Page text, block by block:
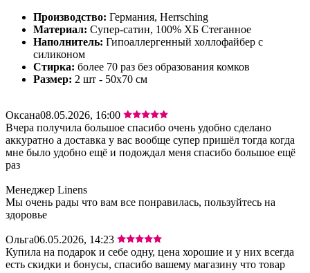
Производство: Германия, Herrsching
Материал: Супер-сатин, 100% ХБ Стеганное
Наполнитель: Гипоаллергенный холлофайбер с
силиконом
Стирка: более 70 раз без образования комков
Размер: 2 шт - 50х70 см
Оксана08.05.2026, 16:00
Вчера получила большое спасибо очень удобно сделано
аккуратно а доставка у вас вообще супер пришёл тогда когда
мне было удобно ещё и подождал меня спасибо большое ещё
раз
Менеджер Linens
Мы очень рады что вам все понравилась, пользуйтесь на
здоровье
Ольга06.05.2026, 14:23
Купила на подарок и себе одну, цена хорошие и у них всегда
есть скидки и бонусы, спасибо вашему магазину что товар